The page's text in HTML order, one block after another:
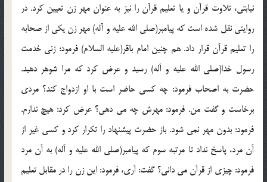
نيابتي، تلاوت قرآن و يا تعليم قرآن را نيز به عنوان مهر زن تعيين کرد. در
روايتي نقل شده است که پيامبر(صلي الله عليه و آله) مهر زن يکي از صحابه
را تعليم قرآن قرار داد. هم چنين امام باقر(عليه السلام) فرمود: زني خدمت
رسول خدا(صلي الله عليه و آله) رسيد و عرض کرد که مرا شوهر دهيد.
حضرت به اصحاب فرمود: چه کسي حاضر است با او ازدواج کند؟ مردي
برخاست و گفت من. فرمود: مهرش چه مي دهي؟ عرض کرد: هيچ ندارم.
فرمود: بدون مهر نمي شود. باز حضرت پيشنهاد را تکرار کرد و کسي غير از
آن مرد، پاسخ نداد تا مرتبه سوم که پيامبر(صلي الله عليه و آله) به آن مرد
فرمود: چيزي از قرآن مي داني؟ گفت: آري، فرمود: اين زن را در مقابل تعليم